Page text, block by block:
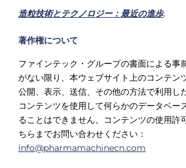
造粒技術とテクノロジー：最近の進歩.
著作権について
ファインテック・グループの書面による事
がない限り、本ウェブサイト上のコンテン
公開、表示、送信、その他の方法で利用し
コンテンツを使用して何らかのデータベー
ることはできません。コンテンツの使用許
ちらまでお問い合わせください：
info@pharmamachinecn.com